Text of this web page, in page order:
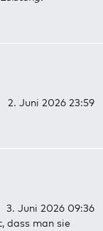
2. Juni 2026 23:59
3. Juni 2026 09:36
dass man sie